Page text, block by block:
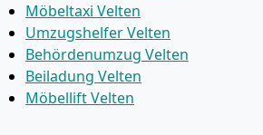
Möbeltaxi Velten
Umzugshelfer Velten
Behördenumzug Velten
Beiladung Velten
Möbellift Velten